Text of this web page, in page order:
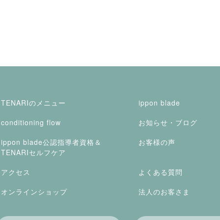
TENARIのメニュー
conditioning flow
ippon blade公認指導者資格＆
TENARIセルフケア
アクセス
ippon blade
お知らせ・ブログ
お客様の声
よくある質問
法人のお客さま
オンラインショップ